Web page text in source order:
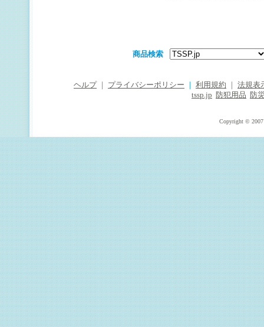
商品検索
ヘルプ プライバシーポリシー 利用規約
法規表
tssp.jp
防犯用品 防
Copyright © 2007